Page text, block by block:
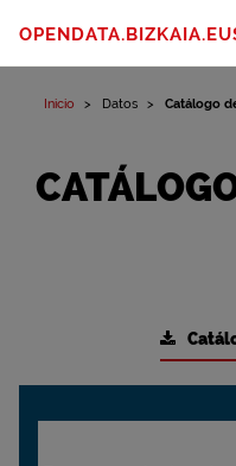
Inicio Datos Catálogo